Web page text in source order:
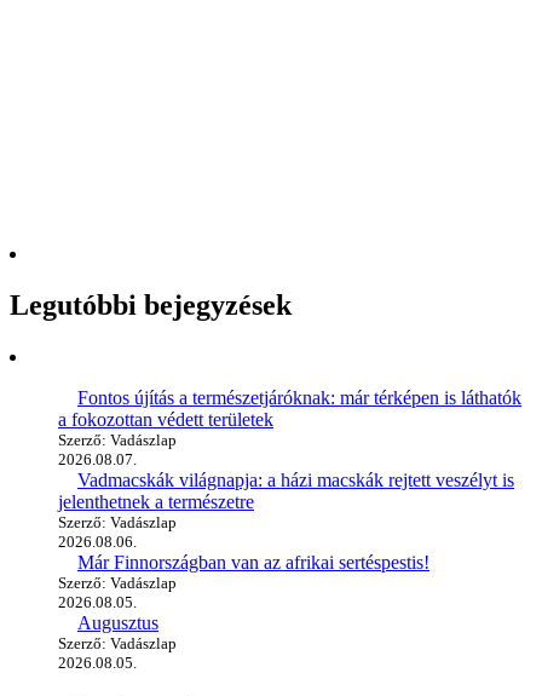
Legutóbbi bejegyzések
Fontos újítás a természetjáróknak: már térképen is láthatók
a fokozottan védett területek
Szerző: Vadászlap
2026.08.07.
Vadmacskák világnapja: a házi macskák rejtett veszélyt is
jelenthetnek a természetre
Szerző: Vadászlap
2026.08.06.
Már Finnországban van az afrikai sertéspestis!
Szerző: Vadászlap
2026.08.05.
Augusztus
Szerző: Vadászlap
2026.08.05.